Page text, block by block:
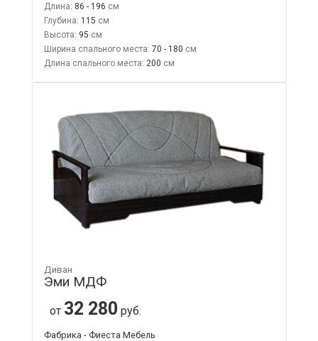
Длина: 86 - 196
Глубина: 115
Высота: 95
Ширина спального места: 70 - 180
Длина спального места: 200
Диван
Эми МДФ
от 32 280 руб.
Фабрика - Фиеста Мебель